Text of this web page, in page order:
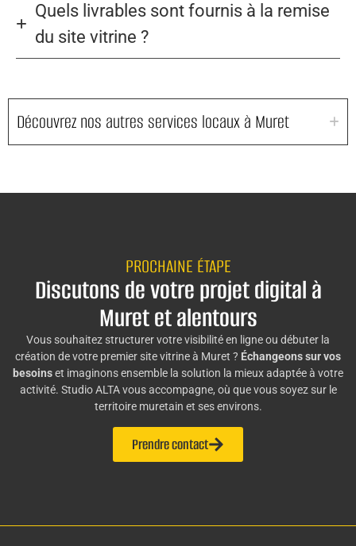
Quels livrables sont fournis à la remise
du site vitrine ?
Découvrez nos autres services locaux à Muret
PROCHAINE ÉTAPE
Discutons de votre projet digital à
Muret et alentours
Vous souhaitez structurer votre visibilité en ligne ou débuter la
création de votre premier site vitrine à Muret ? Échangeons sur vos
besoinset imaginons ensemble la solution la mieux adaptée à votre
activité. Studio ALTA vous accompagne, où que vous soyez sur le
territoire muretain et ses environs.
Prendre contact